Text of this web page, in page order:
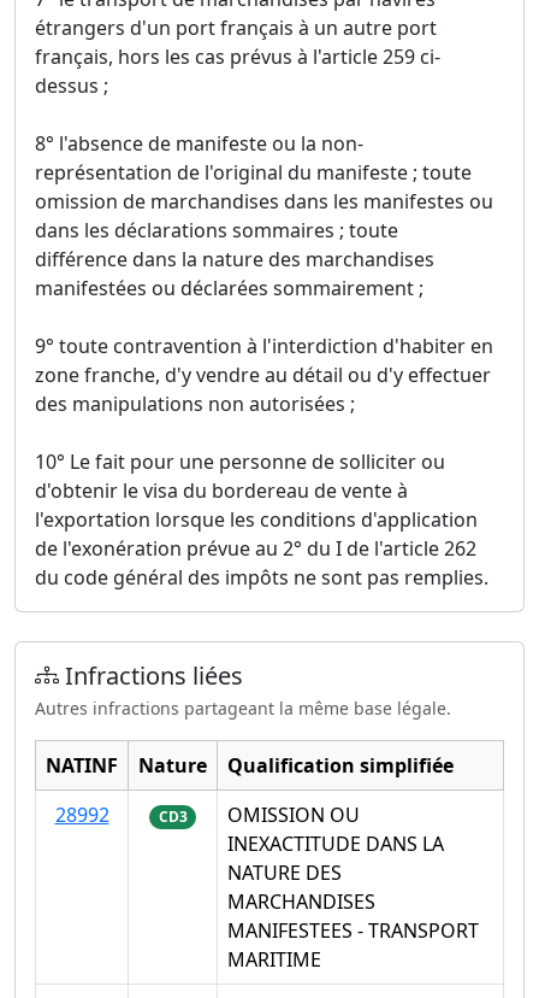
étrangers d'un port français à un autre port
français, hors les cas prévus à l'article 259 ci-
dessus ;
8° l'absence de manifeste ou la non-
représentation de l'original du manifeste ; toute
omission de marchandises dans les manifestes ou
dans les déclarations sommaires ; toute
différence dans la nature des marchandises
manifestées ou déclarées sommairement ;
9° toute contravention à l'interdiction d'habiter en
zone franche, d'y vendre au détail ou d'y effectuer
des manipulations non autorisées ;
10° Le fait pour une personne de solliciter ou
d'obtenir le visa du bordereau de vente à
l'exportation lorsque les conditions d'application
de l'exonération prévue au 2° du I de l'article 262
du code général des impôts ne sont pas remplies.
Infractions liées
Autres infractions partageant la même base légale.
NATINF Nature
Qualification simplifiée
28992
CD3
OMISSION OU
INEXACTITUDE DANS LA
NATURE DES
MARCHANDISES
MANIFESTEES - TRANSPORT
MARITIME